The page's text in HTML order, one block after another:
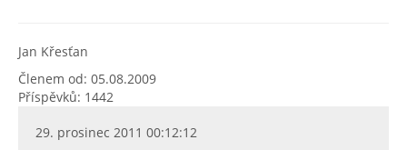
Jan Křesťan
Členem od: 05.08.2009
Příspěvků: 1442
29. prosinec 2011 00:12:12